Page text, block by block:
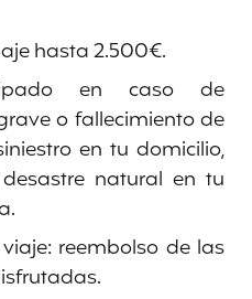
hasta 2.500€.
en caso de
o fallecimiento de
en tu domicilio,
natural en tu
reembolso de las